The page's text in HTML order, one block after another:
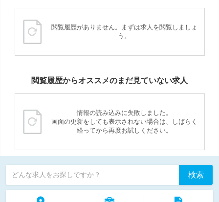
閲覧履歴がありません。まずは求人を閲覧しましょ
う。
閲覧履歴からオススメのまだ見ていない求人
情報の読み込みに失敗しました。
画面の更新をしても表示されない場合は、しばらく
経ってから再度お試しください。
どんな求人をお探しですか？ 検索